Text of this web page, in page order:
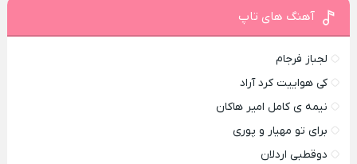
آهنگ های تاپ
لجباز فرجام
کی هواییت کرد آراد
نیمه ی کامل امیر هاکان
برای تو مهیار و پوری
دوقطبی اردلان